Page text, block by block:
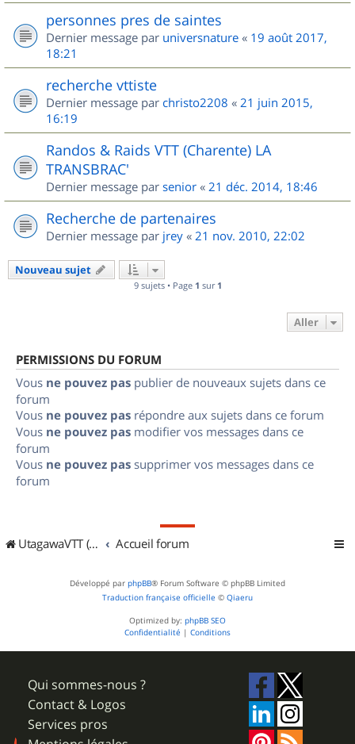
personnes pres de saintes
Dernier message par universnature « 19 août 2017,
18:21
recherche vttiste
Dernier message par christo2208 « 21 juin 2015,
16:19
Randos & Raids VTT (Charente) LA
TRANSBRAC'
Dernier message par senior « 21 déc. 2014, 18:46
Recherche de partenaires
Dernier message par jrey « 21 nov. 2010, 22:02
Nouveau sujet
9 sujets • Page 1 sur 1
Aller
PERMISSIONS DU FORUM
Vous ne pouvez pas publier de nouveaux sujets dans ce
forum
Vous ne pouvez pas répondre aux sujets dans ce forum
Vous ne pouvez pas modifier vos messages dans ce
forum
Vous ne pouvez pas supprimer vos messages dans ce
forum
UtagawaVTT (Randos VTT et VTTAE avec traces GPS) Accueil forum
Développé par phpBB® Forum Software © phpBB Limited
Traduction française officielle © Qiaeru
Optimized by: phpBB SEO
Confidentialité | Conditions
Qui sommes-nous ?
Contact & Logos
Services pros